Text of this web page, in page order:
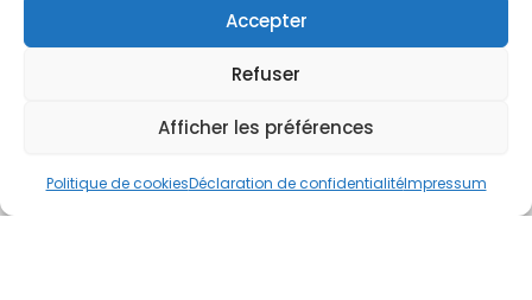
Accepter
Refuser
Afficher les préférences
Politique de cookiesDéclaration de confidentialitéImpressum
cboukris@habitat-social.com